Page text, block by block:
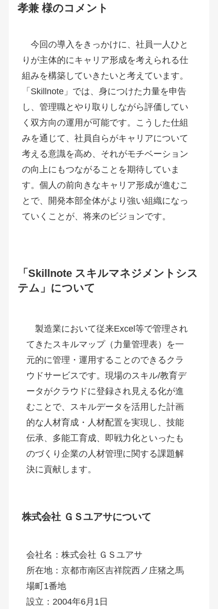
孝兼 様のコメント
今回の導入をきっかけに、社員一人ひと
りが主体的にキャリア形成を考えられる仕
組みを構築していきたいと考えています。
「Skillnote」では、身につけた力量を申告
し、管理職とやり取りしながら評価してい
く双方向の運用が可能です。こうした仕組
みを通じて、社員自らがキャリアについて
考える意識を高め、それがモチベーション
の向上にもつながることを期待していま
す。個人の前向きなキャリア形成が進むこ
とで、開発本部全体がより強い組織になっ
ていくことが、将来のビジョンです。
「Skillnote スキルマネジメントシス
テム」について
製造業において従来Excel等で管理され
てきたスキルマップ（力量管理表）を一
元的に管理・運用することのできるクラ
ウドサービスです。現場のスキル/教育デ
ータがクラウドに登録され見える化が進
むことで、スキルデータを活用した計画
的な人材育成・人材配置を実現し、技能
伝承、多能工育成、即戦力化といったも
のづくり企業の人材管理に関する課題解
決に貢献します。
株式会社 ＧＳユアサについて
会社名：株式会社 ＧＳユアサ
所在地：京都市南区吉祥院西ノ庄猪之馬
場町1番地
設立：2004年6月1日